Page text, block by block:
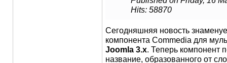
Hits: 58870
Сегодняшняя новость
компонента Commedia для
Joomla 3.x. Теперь компонент
название, образованного от